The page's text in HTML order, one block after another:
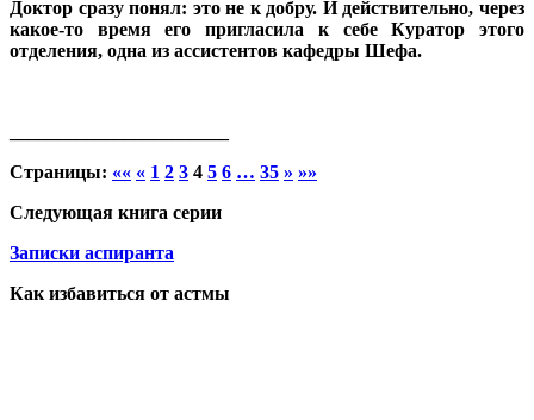
Доктор сразу понял: это не к добру. И действительно, через
какое-то время его пригласила к себе Куратор этого
отделения, одна из ассистентов кафедры Шефа.
Страницы: «« « 1 2 3 4 5 6 … 35 » »»
Следующая книга серии
Записки аспиранта
Как избавиться от астмы